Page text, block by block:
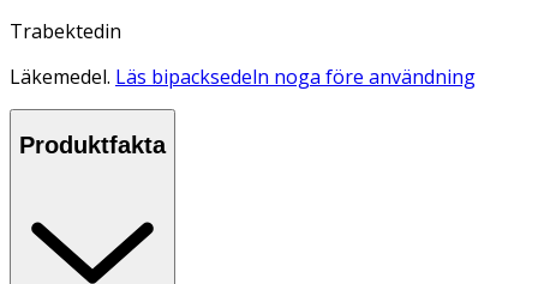
Trabektedin
Läkemedel. Läs bipacksedeln noga före användning
Produktfakta